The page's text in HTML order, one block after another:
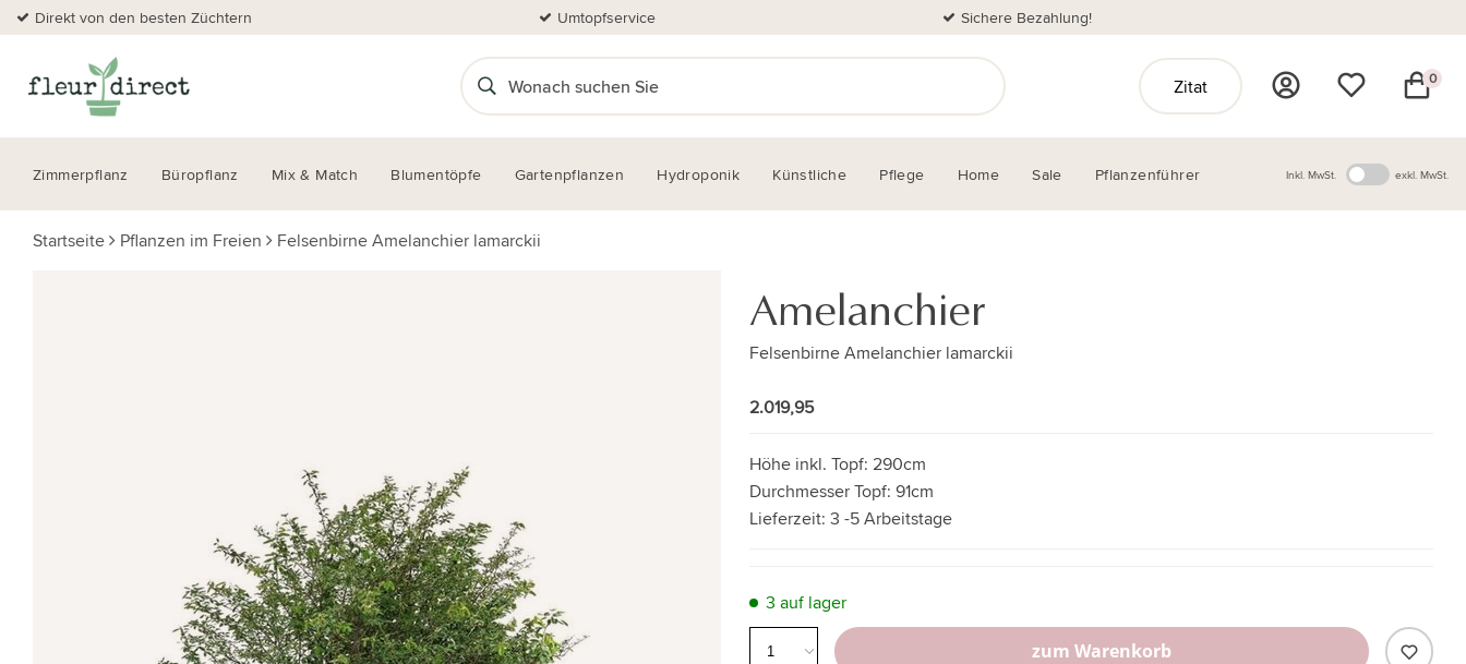
Direkt von den besten Züchtern Umtopfservice Sichere Bezahlung!
Zitat 0
Zimmerpflanz Büropflanz Mix & Match Blumentöpfe Gartenpflanzen Hydroponik Künstliche Pflege Home Sale Pflanzenführer Inkl. MwSt. exkl. MwSt.
Startseite Pflanzen im Freien Felsenbirne Amelanchier lamarckii
Amelanchier
Felsenbirne Amelanchier lamarckii
2.019,95
Höhe inkl. Topf: 290cm
Durchmesser Topf: 91cm
Lieferzeit: 3 -5 Arbeitstage
3 auf lager
zum Warenkorb